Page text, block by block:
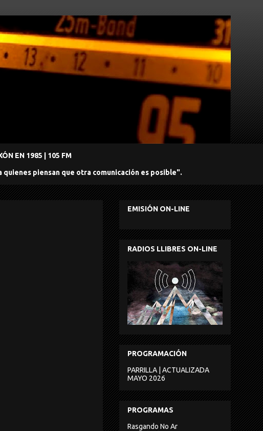
EN 1985 | 105 FM
piensan que otra comunicación es posible".
EMISIÓN ON-LINE
RADIOS LLIBRES ON-LINE
PROGRAMACIÓN
PARRILLA | ACTUALIZADA
MAYO 2026
PROGRAMAS
Rasgando No Ar